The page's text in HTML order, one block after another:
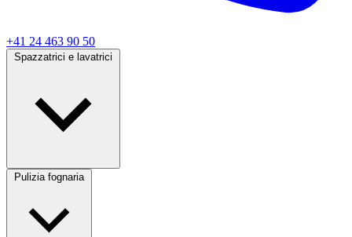
+41 24 463 90 50
Pulizia fognaria